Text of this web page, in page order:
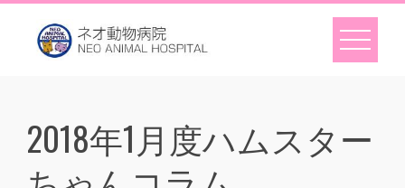
Skip
content
2018年1月度ハムスター